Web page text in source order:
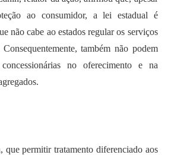
ao consumidor, a lei estadual é
não cabe ao estados regular os serviços
também não podem
no oferecimento e na
que permitir tratamento diferenciado aos